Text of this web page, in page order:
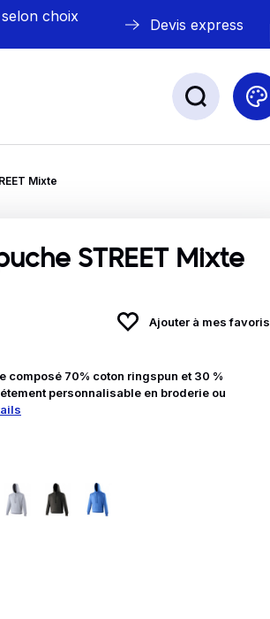
choix
Devis express
Mixte
STREET Mixte
Ajouter à mes favoris
composé 70% coton ringspun et 30 %
personnalisable en broderie ou